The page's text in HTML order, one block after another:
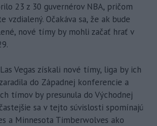
23 z 30 guvernérov NBA, pričom
vzdialený. Očakáva sa, že ak bude
nové tímy by mohli začať hrať v
Vegas získali nové tímy, liga by ich
do Západnej konferencie a
tímov by presunula do Východnej
sa v tejto súvislosti spomínajú
a Minnesota Timberwolves ako